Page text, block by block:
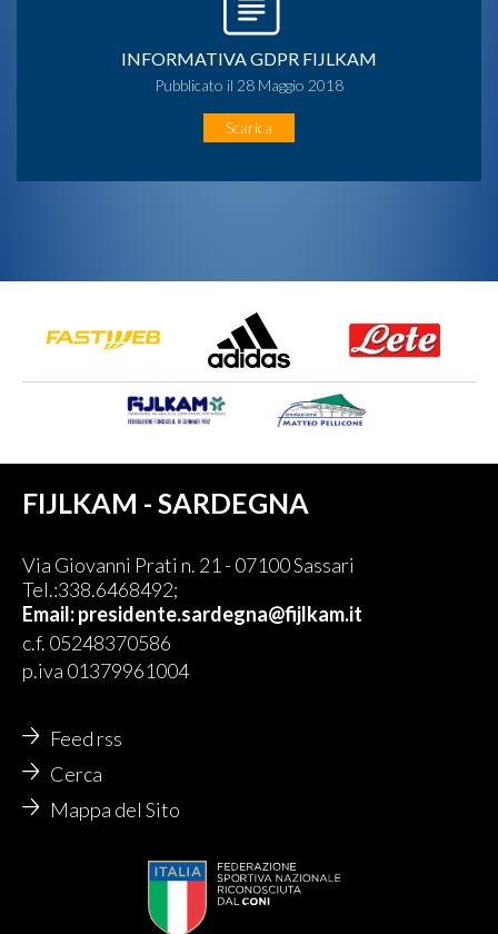
INFORMATIVA GDPR FIJLKAM
Pubblicato il 28 Maggio 2018
Scarica
FIJLKAM - SARDEGNA
Via Giovanni Prati n. 21 - 07100 Sassari
Tel.:338.6468492;
Email:presidente.sardegna@fijlkam.it
c.f. 05248370586
p.iva 01379961004
Feed rss
Cerca
Mappa del Sito